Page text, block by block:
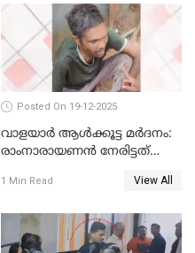
Posted On 19-12-2025
വാളയാർ ആൾക്കൂട്ട മർദനം:
രാംനാരായണൻ നേരിട്ടത്
നാൽപ്പതിലേറെ
റിപ്പോർട്ട്
1 Min Read View All